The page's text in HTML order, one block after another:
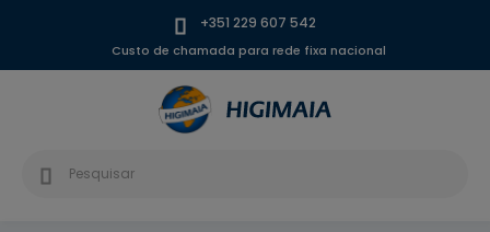
+351 229 607 542
Custo de chamada para rede fixa nacional